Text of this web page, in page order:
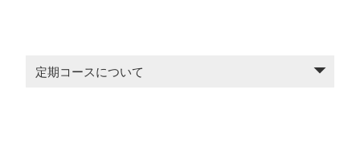
定期コースについて